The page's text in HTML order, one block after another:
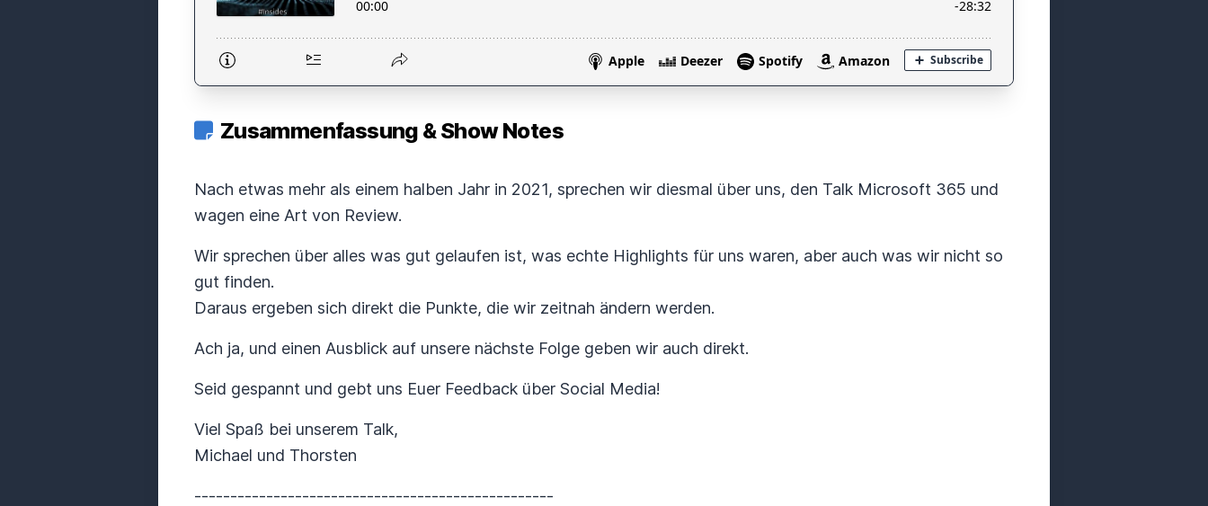
Zusammenfassung & Show Notes
Nach etwas mehr als einem halben Jahr in 2021, sprechen wir diesmal über uns, den Talk Microsoft 365 und
wagen eine Art von Review.
Wir sprechen über alles was gut gelaufen ist, was echte Highlights für uns waren, aber auch was wir nicht so
gut finden.
Daraus ergeben sich direkt die Punkte, die wir zeitnah ändern werden.
Ach ja, und einen Ausblick auf unsere nächste Folge geben wir auch direkt.
Seid gespannt und gebt uns Euer Feedback über Social Media!
Viel Spaß bei unserem Talk,
Michael und Thorsten
--------------------------------------------------